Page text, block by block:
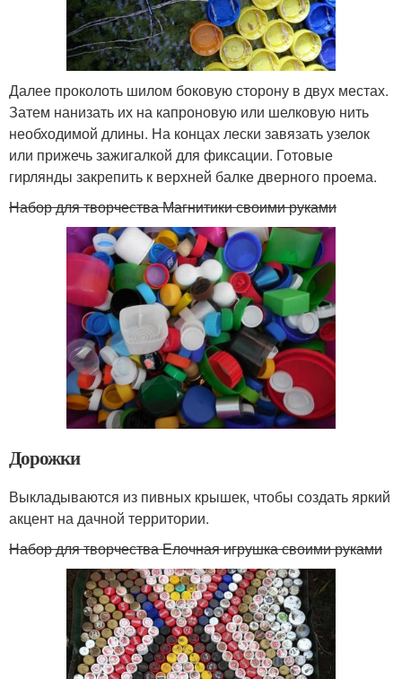
Далее проколоть шилом боковую сторону в двух местах.
Затем нанизать их на капроновую или шелковую нить
необходимой длины. На концах лески завязать узелок
или прижечь зажигалкой для фиксации. Готовые
гирлянды закрепить к верхней балке дверного проема.
Набор для творчества Магнитики своими руками
Дорожки
Выкладываются из пивных крышек, чтобы создать яркий
акцент на дачной территории.
Набор для творчества Елочная игрушка своими руками